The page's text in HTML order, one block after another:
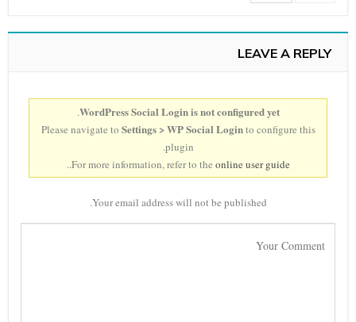
LEAVE A REPLY
WordPress Social Login is not configured yet
.
Please navigate to Settings > WP Social Loginto configure this
plugin.
For more information, refer to the online user guide
..
Your email address will not be published.